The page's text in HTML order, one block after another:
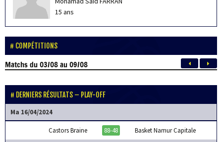
15 ans
COMPÉTITIONS
Matchsdu 03/08 au 09/08
DERNIERS RÉSULTATS – PLAY-OFF
Ma 16/04/2024
Castors Braine 88-48 Basket Namur Capitale